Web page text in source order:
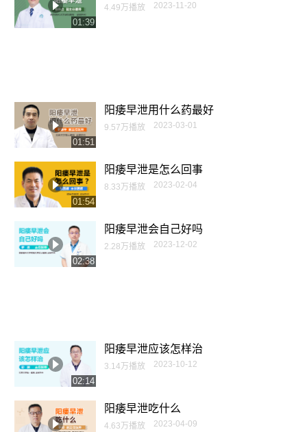
01:39
4.49万播放 2023-11-20
01:51
阳痿早泄用什么药最好
9.57万播放 2023-03-01
01:54
阳痿早泄是怎么回事
8.33万播放 2023-02-04
02:38
阳痿早泄会自己好吗
2.28万播放 2023-12-02
02:14
阳痿早泄应该怎样治
3.14万播放 2023-10-12
阳痿早泄吃什么
4.63万播放 2023-04-09